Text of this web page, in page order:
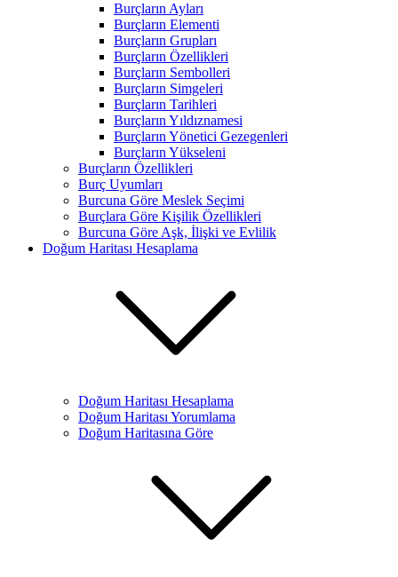
Burçların Ayları
Burçların Elementi
Burçların Grupları
Burçların Özellikleri
Burçların Sembolleri
Burçların Simgeleri
Burçların Tarihleri
Burçların Yıldıznamesi
Burçların Yönetici Gezegenleri
Burçların Yükseleni
Burçların Özellikleri
Burç Uyumları
Burcuna Göre Meslek Seçimi
Burçlara Göre Kişilik Özellikleri
Burcuna Göre Aşk, İlişki ve Evlilik
Doğum Haritası Hesaplama
Doğum Haritası Hesaplama
Doğum Haritası Yorumlama
Doğum Haritasına Göre